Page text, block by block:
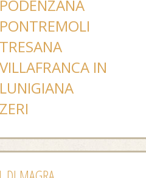
PODENZANA
PONTREMOLI
TRESANA
VILLAFRANCA IN
LUNIGIANA
ZERI